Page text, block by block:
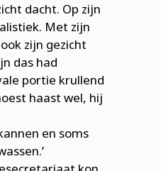
dacht. Op zijn
Met zijn
zijn gezicht
das had
portie krullend
haast wel, hij
en soms